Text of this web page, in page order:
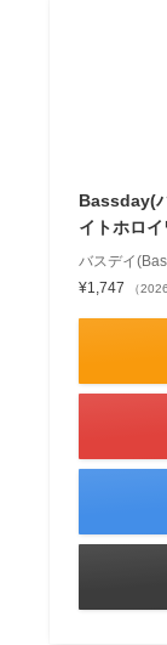
Bassday(
イトホロ
バスデイ
¥1,747
（